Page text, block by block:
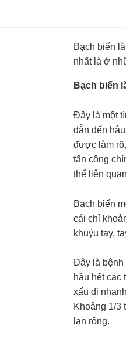
Bạch biến
nhất là ở
Bạch biến
Đây là một
dẫn đến
được làm
tấn công
thể liên
Bạch biến
cái chỉ
khuỷu tay,
Đây là bệnh
hầu hết các
xấu đi
Khoảng 1/3
lan rộng.